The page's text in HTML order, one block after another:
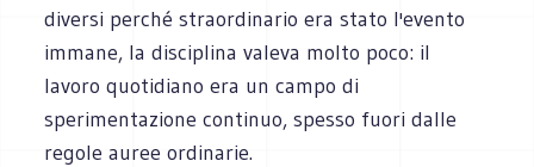
diversi perché straordinario era stato l'evento
immane, la disciplina valeva molto poco: il
lavoro quotidiano era un campo di
sperimentazione continuo, spesso fuori dalle
regole auree ordinarie.